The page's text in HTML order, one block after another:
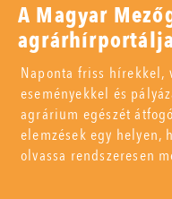
A Magyar
agrárhírportálja
Naponta friss hírekkel,
eseményekkel és
agrárium egészét
elemzések egy
olvassa rendszeresen